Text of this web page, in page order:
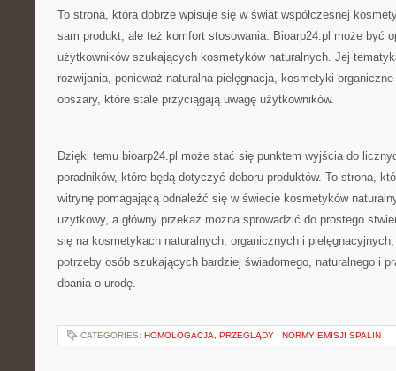
To strona, która dobrze wpisuje się w świat współczesnej
sam produkt, ale też komfort stosowania. Bioarp24.pl może być
użytkowników szukających kosmetyków naturalnych. Jej
rozwijania, ponieważ naturalna pielęgnacja, kosmetyki
obszary, które stale przyciągają uwagę użytkowników.
Dzięki temu bioarp24.pl może stać się punktem wyjścia do
poradników, które będą dotyczyć doboru produktów. To strona,
witrynę pomagającą odnaleźć się w świecie kosmetyków
użytkowy, a główny przekaz można sprowadzić do prostego
się na kosmetykach naturalnych, organicznych i
potrzeby osób szukających bardziej świadomego, naturalnego i
dbania o urodę.
CATEGORIES: HOMOLOGACJA, PRZEGLĄDY I NORMY EMISJI SPALIN